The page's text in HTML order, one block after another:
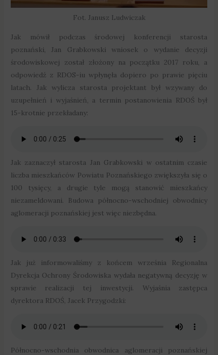
Fot. Janusz Ludwiczak
Jak mówił podczas środowej konferencji starosta
poznański, Jan Grabkowski wniosek o wydanie decyzji
środowiskowej został złożony na początku 2017 roku, a
odpowiedź z RDOS-iu wpłynęła dopiero po prawie pięciu
latach. Jak wylicza starosta projektant był wzywany do
uzupełnień i wyjaśnień, a termin postanowienia RDOŚ był
15-krotnie przekładany:
Jak zaznaczył starosta Jan Grabkowski w ostatnim czasie
liczba mieszkańców Powiatu Poznańskiego zwiększyła się o
100 tysięcy, a drugie tyle mogą stanowić mieszkańcy
niezameldowani. Budowa północno-wschodniej obwodnicy
aglomeracji poznańskiej jest więc niezbędna.
Jak już informowaliśmy z końcem września Regionalna
Dyrekcja Ochrony Środowiska wydała negatywną decyzję w
sprawie realizacji tej inwestycji. Wyjaśnia zastępca
dyrektora RDOŚ, Jacek Przygodzki:
Północno-wschodnia obwodnica aglomeracji poznańskiej